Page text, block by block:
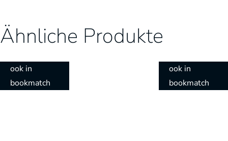
Ähnliche Produkte
ook in
bookmatch
ook in
bookmatch